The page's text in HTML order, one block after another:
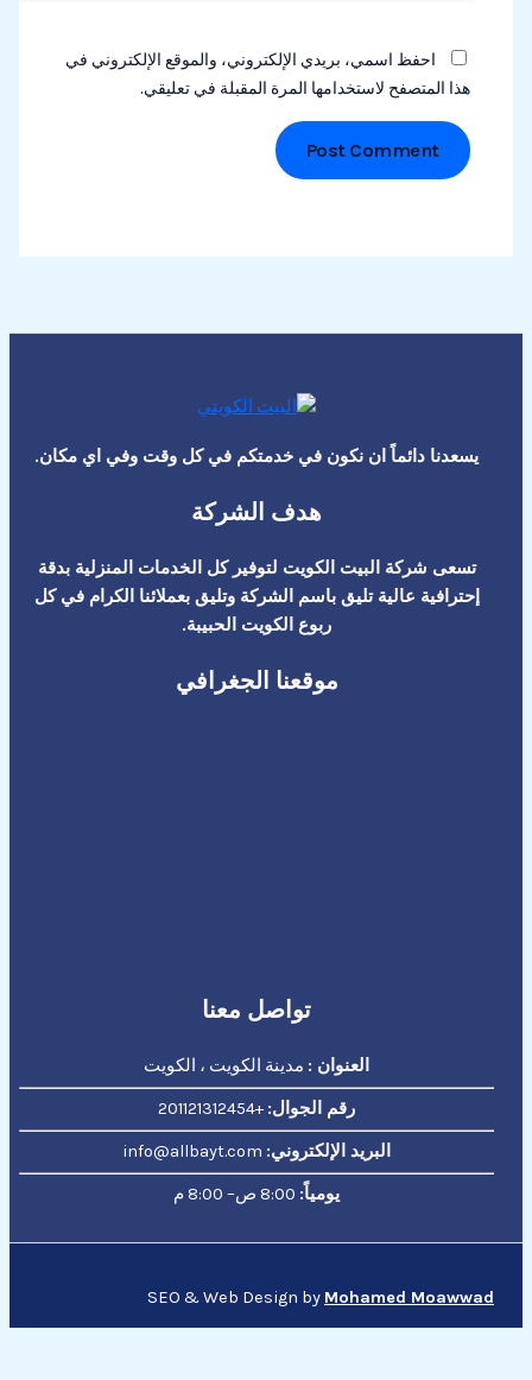
احفظ اسمي، بريدي الإلكتروني، والموقع الإلكتروني في
هذا المتصفح لاستخدامها المرة المقبلة في تعليقي.
يسعدنا دائماً ان نكون في خدمتكم في كل وقت وفي اي مكان.
هدف الشركة
تسعى شركة البيت الكويت لتوفير كل الخدمات المنزلية بدقة
إحترافية عالية تليق باسم الشركة وتليق بعملائنا الكرام في كل
ربوع الكويت الحبيبة.
موقعنا الجغرافي
تواصل معنا
العنوان : مدينة الكويت ، الكويت
رقم الجوال: +201121312454
البريد الإلكتروني:
يومياً:
SEO & Web Design by Mohamed Moawwad